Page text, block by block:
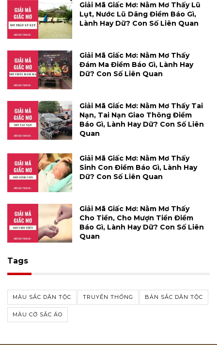
Giải Mã Giấc Mơ: Nằm Mơ Thấy Lũ
Lụt, Nước Lũ Dâng Điềm Báo Gì,
Lành Hay Dữ? Con Số Liên Quan
Giải Mã Giấc Mơ: Nằm Mơ Thấy
Đám Ma Điềm Báo Gì, Lành Hay
Dữ? Con Số Liên Quan
Giải Mã Giấc Mơ: Nằm Mơ Thấy Tai
Nạn, Tai Nạn Giao Thông Điềm
Báo Gì, Lành Hay Dữ? Con Số Liên
Quan
Giải Mã Giấc Mơ: Nằm Mơ Thấy
Sinh Con Điềm Báo Gì, Lành Hay
Dữ? Con Số Liên Quan
Giải Mã Giấc Mơ: Nằm Mơ Thấy
Cho Tiền, Cho Mượn Tiền Điềm
Báo Gì, Lành Hay Dữ? Con Số Liên
Quan
Tags
MÀU SẮC DÂN TỘC TRUYỀN THỐNG BẢN SẮC DÂN TỘC
MÀU CỜ SẮC ÁO